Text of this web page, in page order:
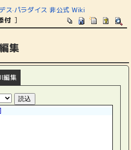
ス·パラダイス 非公式 Wiki
付 ]
集
編集